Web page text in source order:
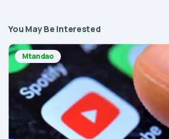
You May Be Interested
Mtandao